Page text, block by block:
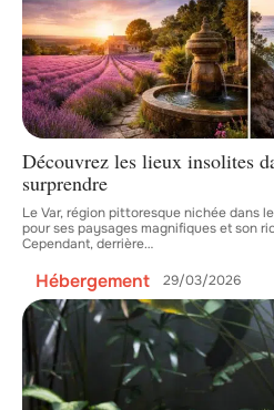
Découvrez les lieux insolites
surprendre
Le Var, région pittoresque nichée dans
pour ses paysages magnifiques et son
Cependant, derrière…
Hébergement 29/03/2026